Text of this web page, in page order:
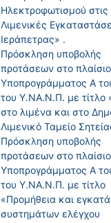
Ηλεκτροφωτισμού στις
Λιμενικές
Ιεράπετρας» .
Πρόσκληση υποβολής
προτάσεων στο
Υποπρογράμματος Α
του Υ.ΝΑ.Ν.Π. με τίτλο
στο λιμένα και στο
Λιμενικό Ταμείο
Πρόσκληση υποβολής
προτάσεων στο
Υποπρογράμματος Α
του Υ.ΝΑ.Ν.Π. με τίτλο
«Προμήθεια και
συστημάτων ελέγχου